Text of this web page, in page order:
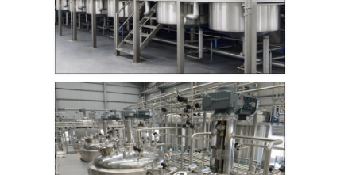
查看详情
怎么用高剪切乳化机加工涂料【强忠
2019-01-11
热烈庆祝PG电子·（中国）官方网站
2018-09-06
乳品生产设备